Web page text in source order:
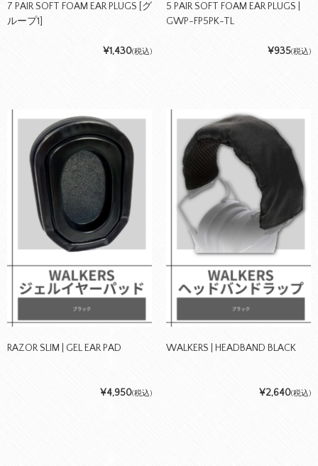
7 PAIR SOFT FOAM EAR PLUGS [グ
ループ1]
¥1,430(税込)
5 PAIR SOFT FOAM EAR PLUGS |
GWP-FP5PK-TL
¥935(税込)
RAZOR SLIM | GEL EAR PAD
¥4,950(税込)
WALKERS | HEADBAND BLACK
¥2,640(税込)